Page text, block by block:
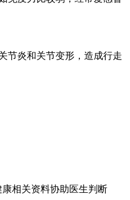
节炎和关节变形，造成行走
相关资料协助医生判断